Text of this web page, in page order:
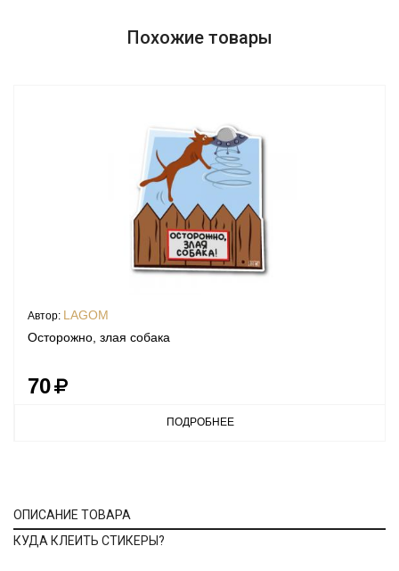
Похожие товары
Автор: LAGOM
Осторожно, злая собака
70
ПОДРОБНЕЕ
ОПИСАНИЕ ТОВАРА
КУДА КЛЕИТЬ СТИКЕРЫ?